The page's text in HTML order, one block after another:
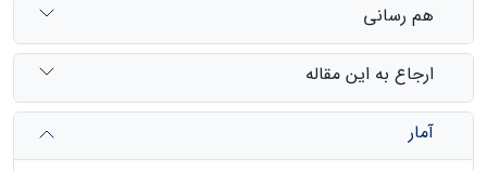
هم رسانی
ارجاع به این مقاله
آمار